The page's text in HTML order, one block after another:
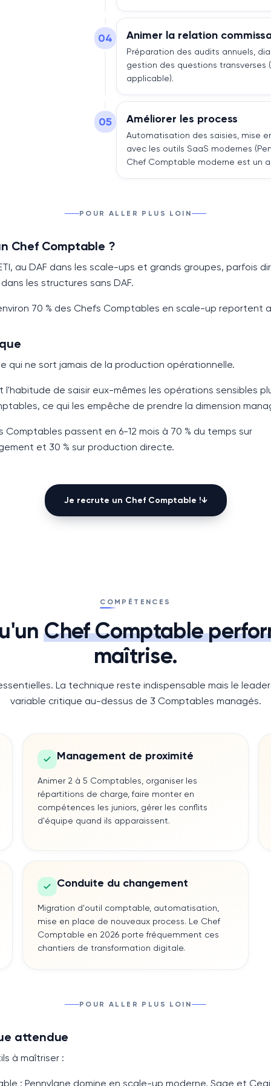
04 Animer la relation
Préparation des audits annuels,
gestion des questions transverses
applicable).
05 Améliorer les process
Automatisation des saisies, mise
avec les outils SaaS modernes
Chef Comptable moderne est un
POUR ALLER PLUS LOIN
Chef Comptable ?
au DAF dans les scale-ups et grands groupes, parfois
les structures sans DAF.
70 % des Chefs Comptables en scale-up reportent
qui ne sort jamais de la production opérationnelle.
l'habitude de saisir eux-mêmes les opérations sensibles
ce qui les empêche de prendre la dimension
Comptables passent en 6-12 mois à 70 % du temps sur
et 30 % sur production directe.
Je recrute un Chef Comptable !↓
COMPÉTENCES
Chef Comptable
maîtrise.
La technique reste indispensable mais le
variable critique au-dessus de 3 Comptables managés.
Management de proximité
Animer 2 à 5 Comptables, organiser les
répartitions de charge, faire monter en
compétences les juniors, gérer les conflits
d'équipe quand ils apparaissent.
Conduite du changement
Migration d'outil comptable, automatisation,
mise en place de nouveaux process. Le Chef
Comptable en 2026 porte fréquemment ces
chantiers de transformation digitale.
POUR ALLER PLUS LOIN
attendue
à maîtriser :
: Pennylane domine en scale-up moderne, Sage et